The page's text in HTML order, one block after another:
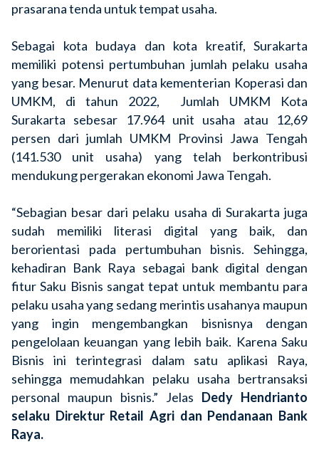
prasarana tenda untuk tempat usaha.
Sebagai kota budaya dan kota kreatif, Surakarta
memiliki potensi pertumbuhan jumlah pelaku usaha
yang besar. Menurut data kementerian Koperasi dan
UMKM, di tahun 2022, Jumlah UMKM Kota
Surakarta sebesar 17.964 unit usaha atau 12,69
persen dari jumlah UMKM Provinsi Jawa Tengah
(141.530 unit usaha) yang telah berkontribusi
mendukung pergerakan ekonomi Jawa Tengah.
“Sebagian besar dari pelaku usaha di Surakarta juga
sudah memiliki literasi digital yang baik, dan
berorientasi pada pertumbuhan bisnis. Sehingga,
kehadiran Bank Raya sebagai bank digital dengan
fitur Saku Bisnis sangat tepat untuk membantu para
pelaku usaha yang sedang merintis usahanya maupun
yang ingin mengembangkan bisnisnya dengan
pengelolaan keuangan yang lebih baik. Karena Saku
Bisnis ini terintegrasi dalam satu aplikasi Raya,
sehingga memudahkan pelaku usaha bertransaksi
personal maupun bisnis.” Jelas Dedy Hendrianto
selaku Direktur Retail Agri dan Pendanaan Bank
Raya.